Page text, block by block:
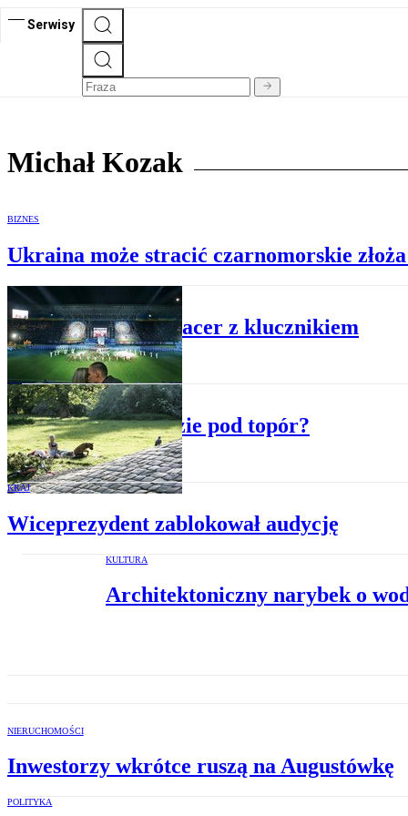
Serwisy
Michał Kozak
BIZNES
Ukraina może stracić czarnomorskie
WYDARZENIA
Długi spacer z klucznikiem
WYDARZENIA
Park idzie pod topór?
KRAJ
Wiceprezydent zablokował audycję
KULTURA
Architektoniczny narybek o
NIERUCHOMOŚCI
Inwestorzy wkrótce ruszą na Augustówkę
POLITYKA